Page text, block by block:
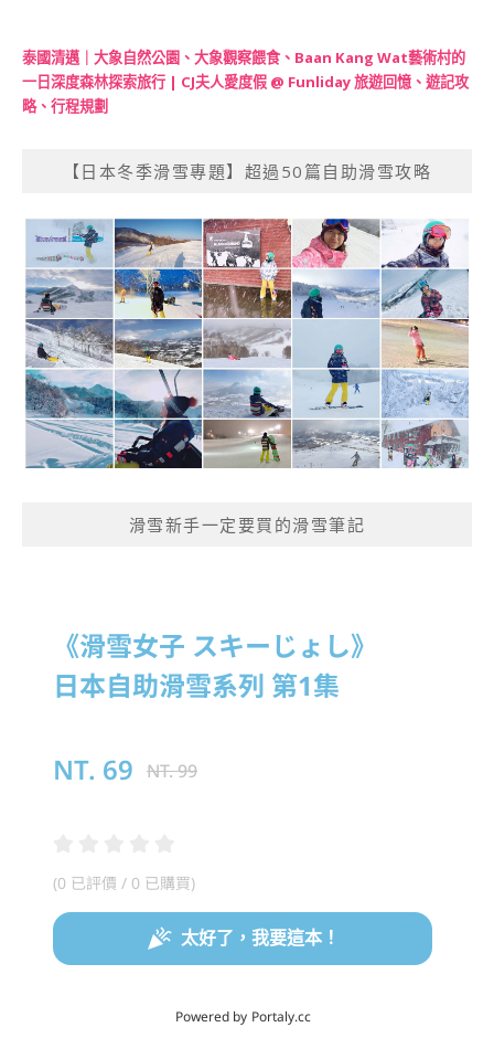
泰國清邁｜大象自然公園、大象觀察餵食、Baan Kang Wat藝術村的
一日深度森林探索旅行 | CJ夫人愛度假 @ Funliday 旅遊回憶、遊記攻
略、行程規劃
【日本冬季滑雪專題】超過50篇自助滑雪攻略
滑雪新手一定要買的滑雪筆記